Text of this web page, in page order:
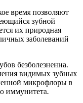
время позволяют
зубной
их природная
заболеваний
безболезненна.
видимых зубных
микрофлоры в
иммунитета.